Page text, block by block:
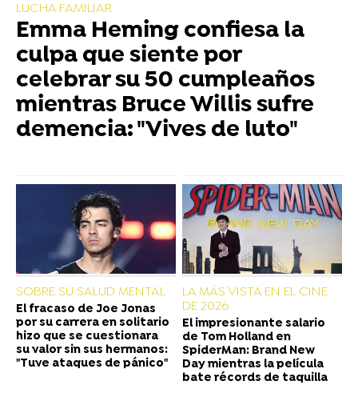
LUCHA FAMILIAR
Emma Heming confiesa la
culpa que siente por
celebrar su 50 cumpleaños
mientras Bruce Willis sufre
demencia: "Vives de luto"
SOBRE SU SALUD MENTAL
El fracaso de Joe Jonas
por su carrera en solitario
hizo que se cuestionara
su valor sin sus hermanos:
"Tuve ataques de pánico"
LA MÁS VISTA EN EL CINE
DE 2026
El impresionante salario
de Tom Holland en
SpiderMan: Brand New
Day mientras la película
bate récords de taquilla